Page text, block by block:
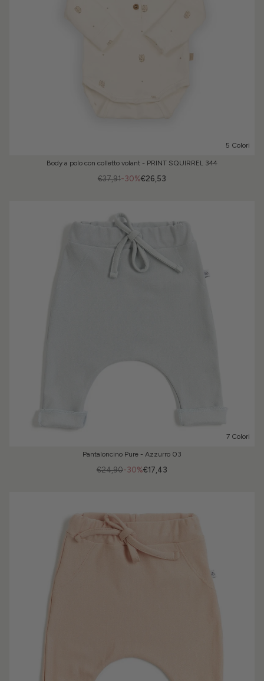
5 Colori
Body a polo con colletto volant - PRINT SQUIRREL 344
-30%
€37,91 €26,53
7 Colori
Pantaloncino Pure - Azzurro 03
-30%
€24,90 €17,43